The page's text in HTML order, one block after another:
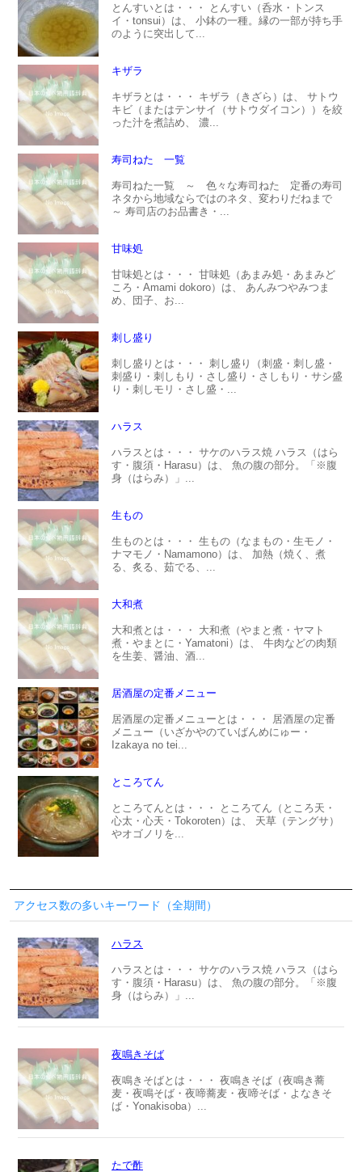
とんすいとは・・・ とんすい（呑水・トンス
イ・tonsui）は、 小鉢の一種。縁の一部が持ち手
のように突出して...
キザラ
キザラとは・・・ キザラ（きざら）は、 サトウ
キビ（またはテンサイ（サトウダイコン））を絞
った汁を煮詰め、 濃...
寿司ねた 一覧
寿司ねた一覧 ～ 色々な寿司ねた 定番の寿司
ネタから地域ならではのネタ、変わりだねまで
～ 寿司店のお品書き・...
甘味処
甘味処とは・・・ 甘味処（あまみ処・あまみど
ころ・Amami dokoro）は、 あんみつやみつま
め、団子、お...
刺し盛り
刺し盛りとは・・・ 刺し盛り（刺盛・刺し盛・
刺盛り・刺しもり・さし盛り・さしもり・サシ盛
り・刺しモリ・さし盛・...
ハラス
ハラスとは・・・ サケのハラス焼 ハラス（はら
す・腹須・Harasu）は、 魚の腹の部分。「※腹
身（はらみ）」...
生もの
生ものとは・・・ 生もの（なまもの・生モノ・
ナマモノ・Namamono）は、 加熱（焼く、煮
る、炙る、茹でる、...
大和煮
大和煮とは・・・ 大和煮（やまと煮・ヤマト
煮・やまとに・Yamatoni）は、 牛肉などの肉類
を生姜、醤油、酒...
居酒屋の定番メニュー
居酒屋の定番メニューとは・・・ 居酒屋の定番
メニュー（いざかやのていばんめにゅー・
Izakaya no tei...
ところてん
ところてんとは・・・ ところてん（ところ天・
心太・心天・Tokoroten）は、 天草（テングサ）
やオゴノリを...
アクセス数の多いキーワード（全期間）
ハラス
ハラスとは・・・ サケのハラス焼 ハラス（はら
す・腹須・Harasu）は、 魚の腹の部分。「※腹
身（はらみ）」...
夜鳴きそば
夜鳴きそばとは・・・ 夜鳴きそば（夜鳴き蕎
麦・夜鳴そば・夜啼蕎麦・夜啼そば・よなきそ
ば・Yonakisoba）...
たで酢